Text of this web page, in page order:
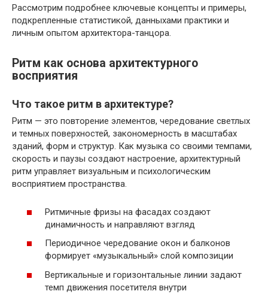
Рассмотрим подробнее ключевые концепты и примеры,
подкрепленные статистикой, данныхами практики и
личным опытом архитектора-танцора.
Ритм как основа архитектурного
восприятия
Что такое ритм в архитектуре?
Ритм — это повторение элементов, чередование светлых
и темных поверхностей, закономерность в масштабах
зданий, форм и структур. Как музыка со своими темпами,
скорость и паузы создают настроение, архитектурный
ритм управляет визуальным и психологическим
восприятием пространства.
Ритмичные фризы на фасадах создают
динамичность и направляют взгляд
Периодичное чередование окон и балконов
формирует «музыкальный» слой композиции
Вертикальные и горизонтальные линии задают
темп движения посетителя внутри